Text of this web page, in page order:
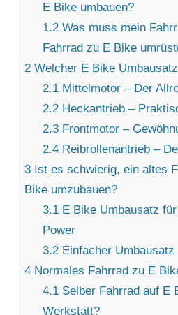
E Bike umbauen?
1.2Was muss mein
Fahrrad zu E Bike
2 Welcher E Bike
2.1Mittelmotor – Der
2.2Heckantrieb –
2.3Frontmotor –
2.4Reibrollenantrieb –
3 Ist es schwierig, ein altes
Bike umzubauen?
3.1E Bike Umbausatz
Power
3.2Einfacher Umbausatz
4 Normales Fahrrad zu E
4.1Selber Fahrrad auf E
Werkstatt?